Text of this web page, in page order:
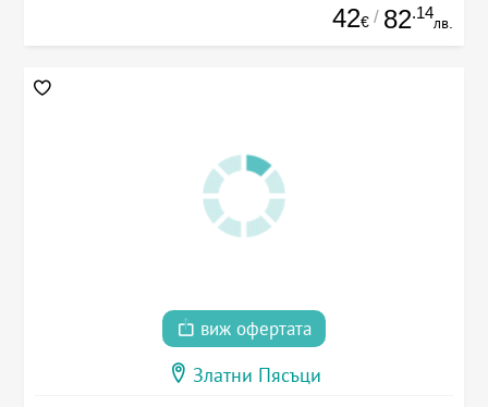
42€ / 82.14
лв.
виж офертата
Златни Пясъци